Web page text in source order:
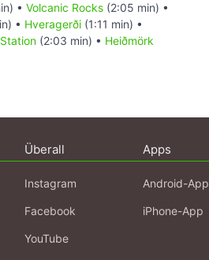
• Volcanic Rocks (2:05 min) •
• Hveragerði (1:11 min) •
(2:03 min) • Heiðmörk
Überall
Instagram
Facebook
YouTube
Apps
Android-App
iPhone-App